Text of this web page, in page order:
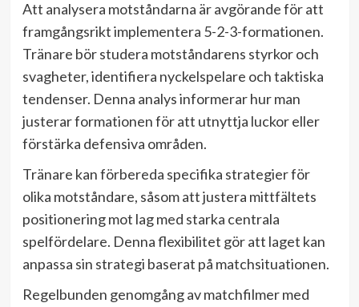
Att analysera motståndarna är avgörande för att
framgångsrikt implementera 5-2-3-formationen.
Tränare bör studera motståndarens styrkor och
svagheter, identifiera nyckelspelare och taktiska
tendenser. Denna analys informerar hur man
justerar formationen för att utnyttja luckor eller
förstärka defensiva områden.
Tränare kan förbereda specifika strategier för
olika motståndare, såsom att justera mittfältets
positionering mot lag med starka centrala
spelfördelare. Denna flexibilitet gör att laget kan
anpassa sin strategi baserat på matchsituationen.
Regelbunden genomgång av matchfilmer med